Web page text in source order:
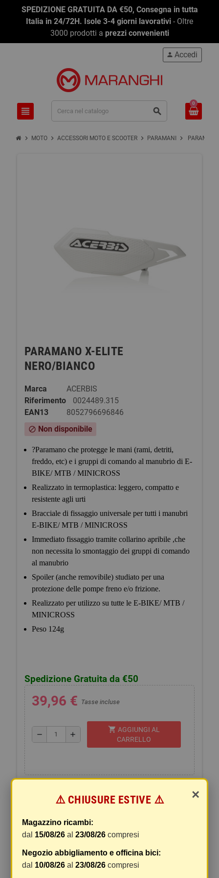
SPEDIZIONE GRATUITA DA €50, Consegna in tutta
Italia in 24/72H. Isole 3-4 giorni lavorativi - Oltre
3000 prodotti a prezzi convenienti
view_headline search
person Accedi
0
chevron_right MOTO chevron_right ACCESSORI MOTO E SCOOTER chevron_right PARAMANI chevron_right
PARAMANO X-ELITE
NERO/BIANCO
Marca
ACERBIS
Riferimento
0024489.315
EAN13
8052796696846
block Non disponibile
?Paramano che protegge le mani (rami, detriti,
freddo, etc) e i gruppi di comando al manubrio di E-
BIKE/ MTB / MINICROSS
Realizzato in termoplastica: leggero, compatto e
resistente agli urti
Bracciale di fissaggio universale per tutti i manubri
E-BIKE/ MTB / MINICROSS
Immediato fissaggio tramite collarino apribile ,che
non necessita lo smontaggio dei gruppi di comando
al manubrio
Spoiler (anche removibile) studiato per una
protezione delle pompe freno e/o frizione.
Realizzato per utilizzo su tutte le E-BIKE/ MTB /
MINICROSS
Peso 124g
Spedizione Gratuita da €50
39,96 € Tasse incluse
remove add
shopping_cart AGGIUNGI AL
CARRELLO
La spedizione del vostro pacco
I pacchi sono generalmente inviati entro 2 giorni
dal ricevimento del pagamento e vengono spediti
×
⚠️ CHIUSURE ESTIVE ⚠️
Magazzino ricambi:
dal 15/08/26 al23/08/26 compresi
Negozio abbigliamento e officina bici:
dal 10/08/26 al23/08/26 compresi